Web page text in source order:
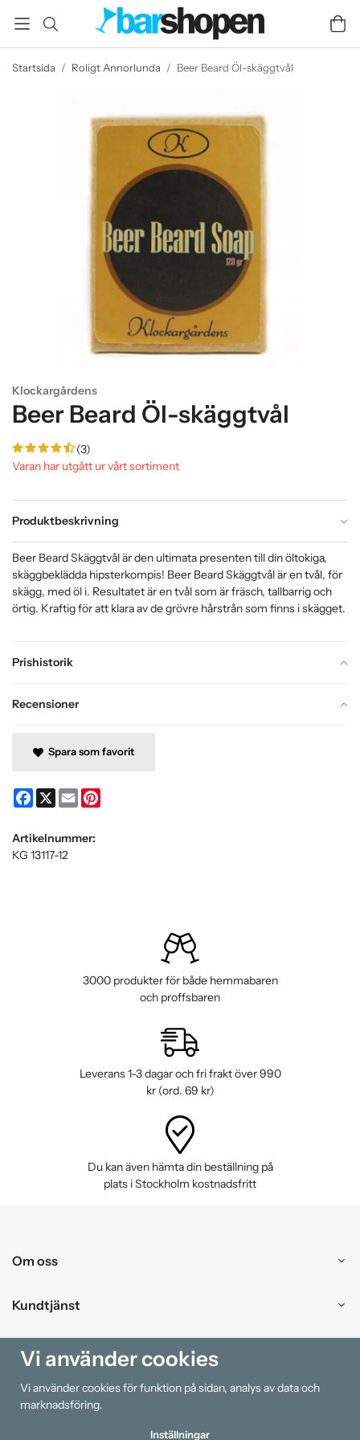
Startsida / Roligt Annorlunda / Beer Beard Öl-skäggtvål
Klockargårdens
Beer Beard Öl-skäggtvål
(3)
Varan har utgått ur vårt sortiment
Produktbeskrivning
Prishistorik
Recensioner
Beer Beard Skäggtvål är den ultimata presenten till din öltokiga,
skäggbeklädda hipsterkompis! Beer Beard Skäggtvål är en tvål, för
skägg, med öl i. Resultatet är en tvål som är fräsch, tallbarrig och
örtig. Kraftig för att klara av de grövre hårstrån som finns i skägget.
Spara som favorit
Facebook
X Email
Artikelnummer:
KG 13117-12
3000 produkter för både hemmabaren
och proffsbaren
Leverans 1-3 dagar och fri frakt över 990
kr (ord. 69 kr)
Du kan även hämta din beställning på
plats i Stockholm kostnadsfritt
Om oss
Kundtjänst
Handla
Information
Vi använder cookies
Vi använder cookies för funktion på sidan, analys av data och
marknadsföring.
Inställningar